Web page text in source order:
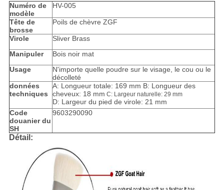
Numéro de
modèle
HV-005
Tête de
brosse
Poils de chèvre ZGF
Virole
Sliver Brass
Manipuler
Bois noir mat
Usage
N'importe quelle poudre sur le visage, le cou ou le
décolleté
données
techniques
A: Longueur totale: 169 mm B: Longueur des
cheveux: 18 mm C: Largeur naturelle: 29 mm
D: Largeur du pied de virole: 21 mm
Code
douanier du
SH
9603290090
Détail: